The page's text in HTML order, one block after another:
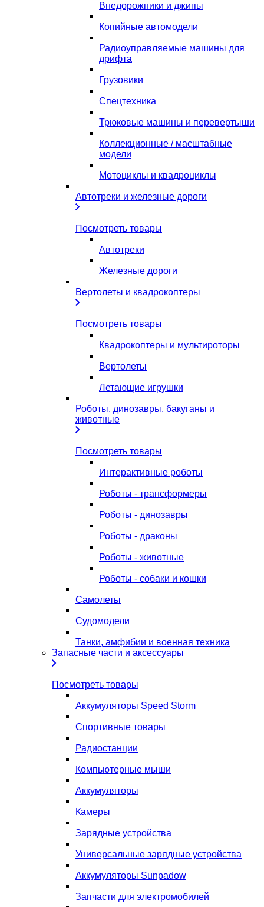
Внедорожники и джипы
Копийные автомодели
Радиоуправляемые машины для
дрифта
Грузовики
Спецтехника
Трюковые машины и перевертыши
Коллекционные / масштабные
модели
Мотоциклы и квадроциклы
Автотреки и железные дороги
Посмотреть товары
Автотреки
Железные дороги
Вертолеты и квадрокоптеры
Посмотреть товары
Квадрокоптеры и мультироторы
Вертолеты
Летающие игрушки
Роботы, динозавры, бакуганы и
животные
Посмотреть товары
Интерактивные роботы
Роботы - трансформеры
Роботы - динозавры
Роботы - драконы
Роботы - животные
Роботы - собаки и кошки
Самолеты
Судомодели
Танки, амфибии и военная техника
Запасные части и аксессуары
Посмотреть товары
Аккумуляторы Speed Storm
Спортивные товары
Радиостанции
Компьютерные мыши
Аккумуляторы
Камеры
Зарядные устройства
Универсальные зарядные устройства
Аккумуляторы Sunpadow
Запчасти для электромобилей